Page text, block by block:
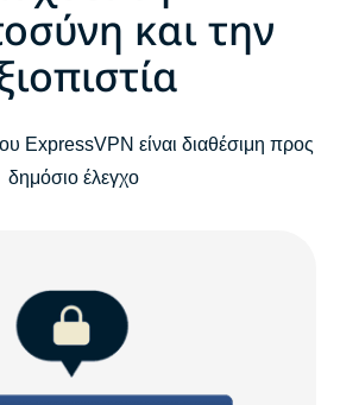
και την
ExpressVPN είναι διαθέσιμη προς
δημόσιο έλεγχο